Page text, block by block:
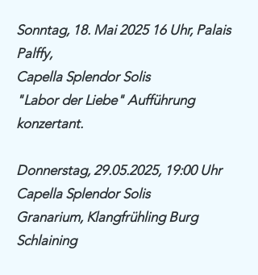
Sonntag, 18. Mai 2025 16 Uhr, Palais
Palffy,
Capella Splendor Solis
"Labor der Liebe" Aufführung
konzertant.
Donnerstag, 29.05.2025, 19:00 Uhr
Capella Splendor Solis
Granarium, Klangfrühling Burg
Schlaining